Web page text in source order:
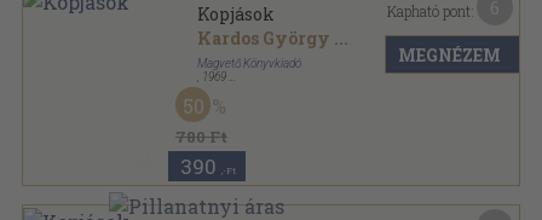
Kopjások
Kardos György ...
Magvető Könyvkiadó
1969
Vászon
780 Ft
50
390 ,-Ft
Kapható pont:
MEGNÉZEM